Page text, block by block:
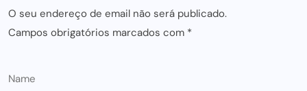
O seu endereço de email não será publicado.
Campos obrigatórios marcados com *